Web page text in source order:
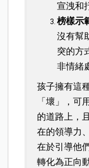
宣洩和
榜樣示
沒有幫
突的方
非情緒
孩子擁有這
「壞」，可
的道路上，
在的領導力
在於引導他
轉化為正向